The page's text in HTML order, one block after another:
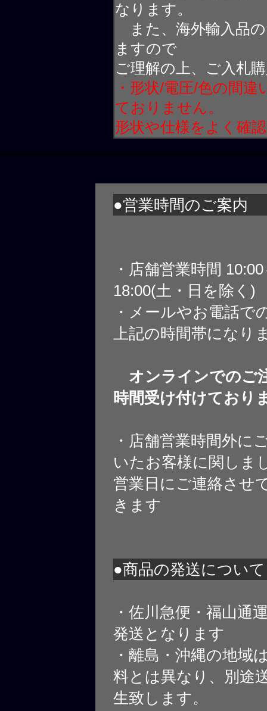
なります。
また、海外輸入品
ますので
ご理解の上、ご入札
・形状/電圧/色の間
ておりません。
形状や仕様をよく確
●営業時間のご案内
・店舗営業時間
18:00(土・日を除く)
・メールやお電話で
上記の時間帯になり
オンラインでのご
時間受け付けており
・店舗営業時間外に
いたお客様に関しま
営業日にご連絡させ
きます
●商品の発送について
・佐川急便・福山通
発送となります
・離島・沖縄の地域
料とは異なり、別途
生致します。